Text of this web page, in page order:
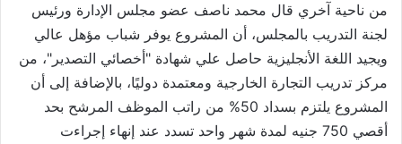
من ناحية آخري قال محمد ناصف عضو مجلس الإدارة ورئيس
لجنة التدريب بالمجلس، أن المشروع يوفر شباب مؤهل عالي
ويجيد اللغة الأنجليزية حاصل علي شهادة "أخصائي التصدير"، من
مركز تدريب التجارة الخارجية ومعتمدة دوليًا، بالإضافة إلى أن
المشروع يلتزم بسداد 50% من راتب الموظف المرشح بحد
أقصي 750 جنيه لمدة شهر واحد تسدد عند إنهاء إجراءت